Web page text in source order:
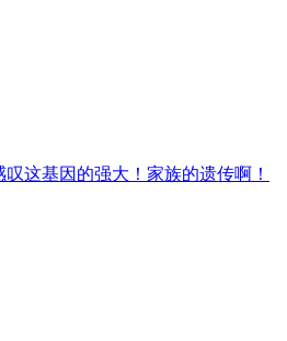
这基因的强大！家族的遗传啊！